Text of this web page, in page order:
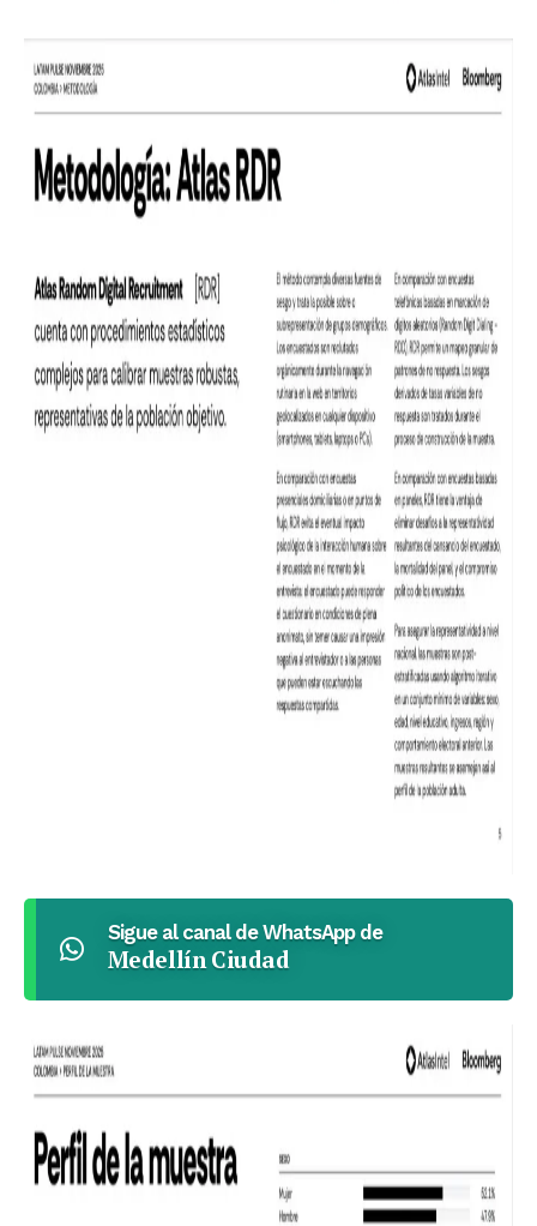
Sigue al canal de WhatsApp de
Medellín Ciudad